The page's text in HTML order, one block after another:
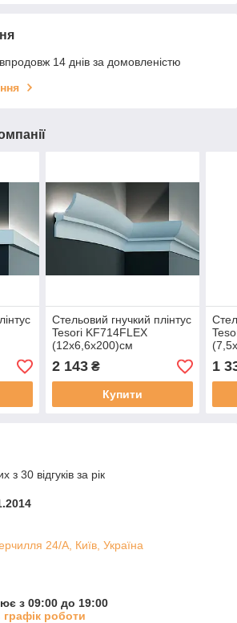
14 днів за домовленістю
Стельовий гнучкий плінтус
Tesori KF714FLEX
(12х6,6х200)см
2 143₴
Купити
1
з 30 відгуків за рік
24/А, Київ, Україна
з 09:00 до 19:00
роботи